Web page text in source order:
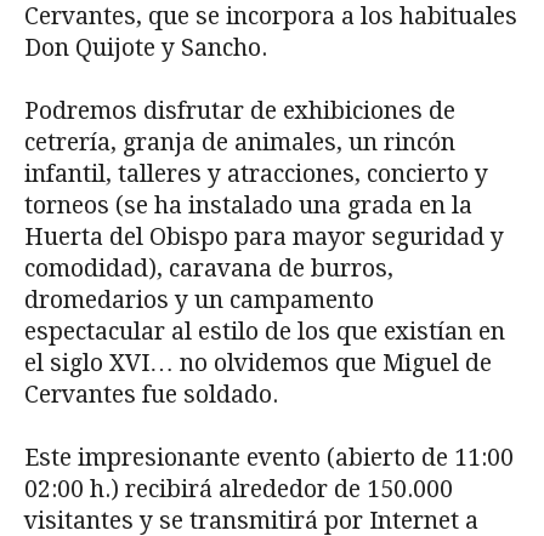
Cervantes, que se incorpora a los habituales
Don Quijote y Sancho.
Podremos disfrutar de exhibiciones de
cetrería, granja de animales, un rincón
infantil, talleres y atracciones, concierto y
torneos (se ha instalado una grada en la
Huerta del Obispo para mayor seguridad y
comodidad), caravana de burros,
dromedarios y un campamento
espectacular al estilo de los que existían en
el siglo XVI… no olvidemos que Miguel de
Cervantes fue soldado.
Este impresionante evento (abierto de 11:00
02:00 h.) recibirá alrededor de 150.000
visitantes y se transmitirá por Internet a